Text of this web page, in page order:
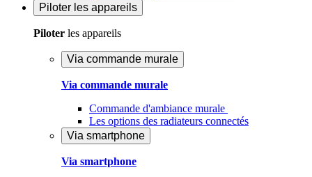
Piloter les appareils
Piloter les appareils
Via commande murale
Via commande murale
Commande d'ambiance murale
Les options des radiateurs connectés
Via smartphone
Via smartphone